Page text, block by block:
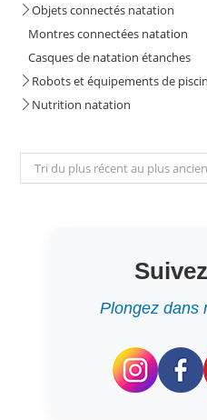
Objets connectés natation
Montres connectées natation
Casques de natation étanches
Robots et équipements de
Nutrition natation
Tri du plus récent au plus ancien
Plongez dans